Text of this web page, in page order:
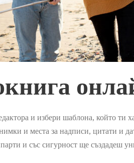
и избери шаблона, който ти
и места за надписи, цитати и
и със сигурност ще създадеш